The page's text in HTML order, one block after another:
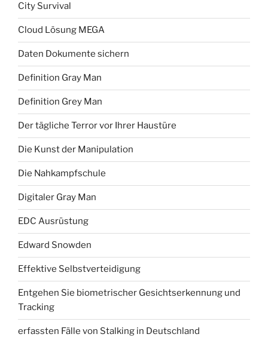
City Survival
Cloud Lösung MEGA
Daten Dokumente sichern
Definition Gray Man
Definition Grey Man
Der tägliche Terror vor Ihrer Haustüre
Die Kunst der Manipulation
Die Nahkampfschule
Digitaler Gray Man
EDC Ausrüstung
Edward Snowden
Effektive Selbstverteidigung
Entgehen Sie biometrischer Gesichtserkennung und
Tracking
erfassten Fälle von Stalking in Deutschland